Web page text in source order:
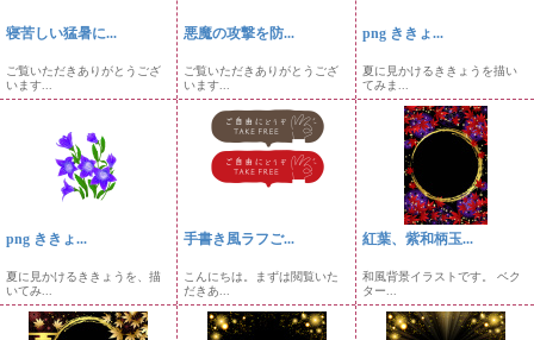
寝苦しい猛暑に...
ご覧いただきありがとうござ
います...
悪魔の攻撃を防...
ご覧いただきありがとうござ
います...
png ききょ...
夏に見かけるききょうを描い
てみま...
png ききょ...
夏に見かけるききょうを、描
いてみ...
手書き風ラフご...
こんにちは。まずは閲覧いた
だきあ...
紅葉、紫和柄玉...
和風背景イラストです。 ベク
ター...